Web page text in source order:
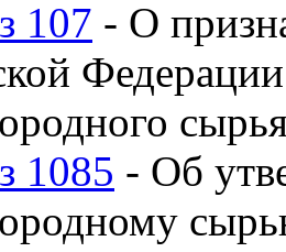
107 - О
1085 - Об